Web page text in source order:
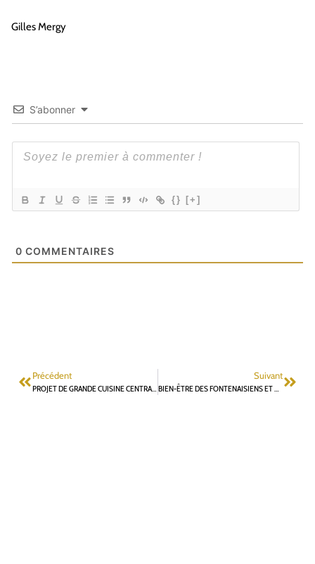
Gilles Mergy
S’abonner
{} [+]
0 COMMENTAIRES
Précédent Suivant